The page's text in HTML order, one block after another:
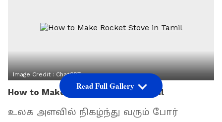
Image Credit : ChatGPT
How to Make Rocket Stove in Tamil
உலக அளவில் நிகழ்ந்து வரும் போர்
Read Full Gallery